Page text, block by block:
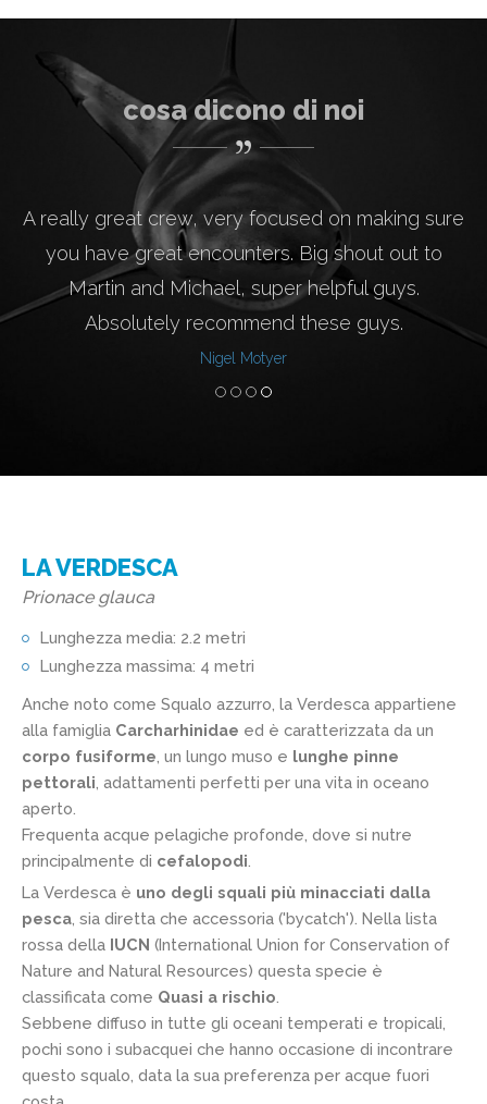
cosa dicono di noi
A really great crew, very focused on making sure
you have great encounters. Big shout out to
Martin and Michael, super helpful guys.
Absolutely recommend these guys.
Nigel Motyer
LA VERDESCA
Prionace glauca
Lunghezza media: 2.2 metri
Lunghezza massima: 4 metri
Anche noto come Squalo azzurro, la Verdesca appartiene
alla famiglia Carcharhinidae ed è caratterizzata da un
corpo fusiforme , un lungo muso e lunghe pinne
pettorali , adattamenti perfetti per una vita in oceano
aperto.
Frequenta acque pelagiche profonde, dove si nutre
principalmente di cefalopodi
La Verdesca è uno degli squali più minacciati dalla
pesca , sia diretta che accessoria ('bycatch'). Nella lista
rossa della IUCN (International Union for Conservation of
Nature and Natural Resources) questa specie è
classificata come Quasi a rischio
Sebbene diffuso in tutte gli oceani temperati e tropicali,
pochi sono i subacquei che hanno occasione di incontrare
questo squalo, data la sua preferenza per acque fuori